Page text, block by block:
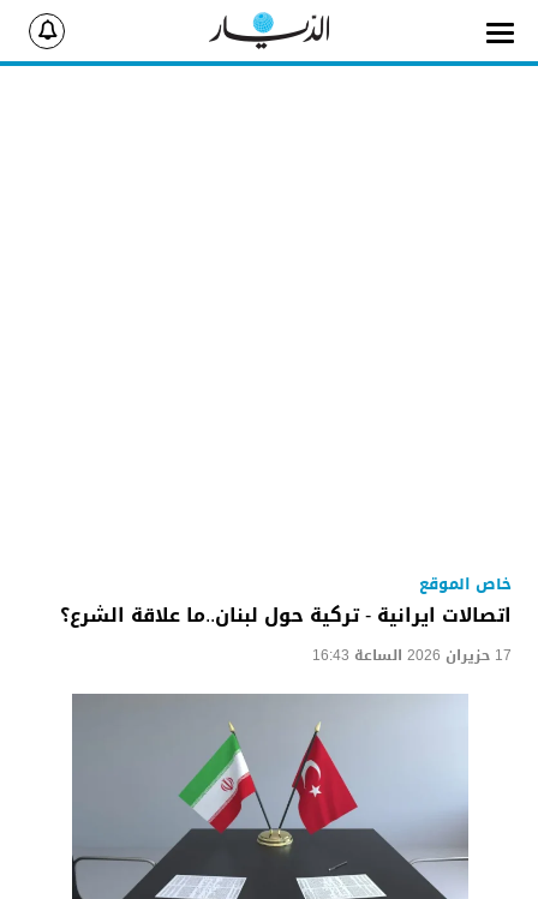
خاص الموقع
اتصالات ايرانية - تركية حول لبنان..ما علاقة الشرع؟
17 حزيران 2026 الساعة 16:43